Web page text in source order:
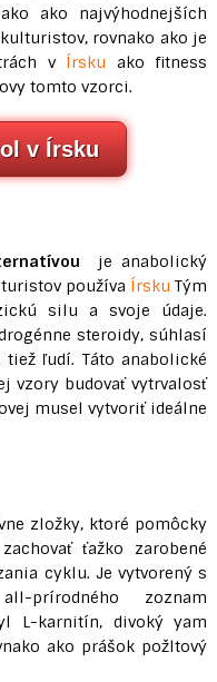
ako najvýhodnejších
rovnako ako je
v Írsku ako fitness
tomto vzorci.
v Írsku
je anabolický
používa ÍrskuTým
silu a svoje údaje.
steroidy, súhlasí
ľudí. Táto anabolické
vzory budovať vytrvalosť
musel vytvoriť ideálne
zložky, ktoré pomôcky
ťažko zarobené
cyklu. Je vytvorený s
prírodného zoznam
L-karnitín, divoký yam
ako prášok požltový